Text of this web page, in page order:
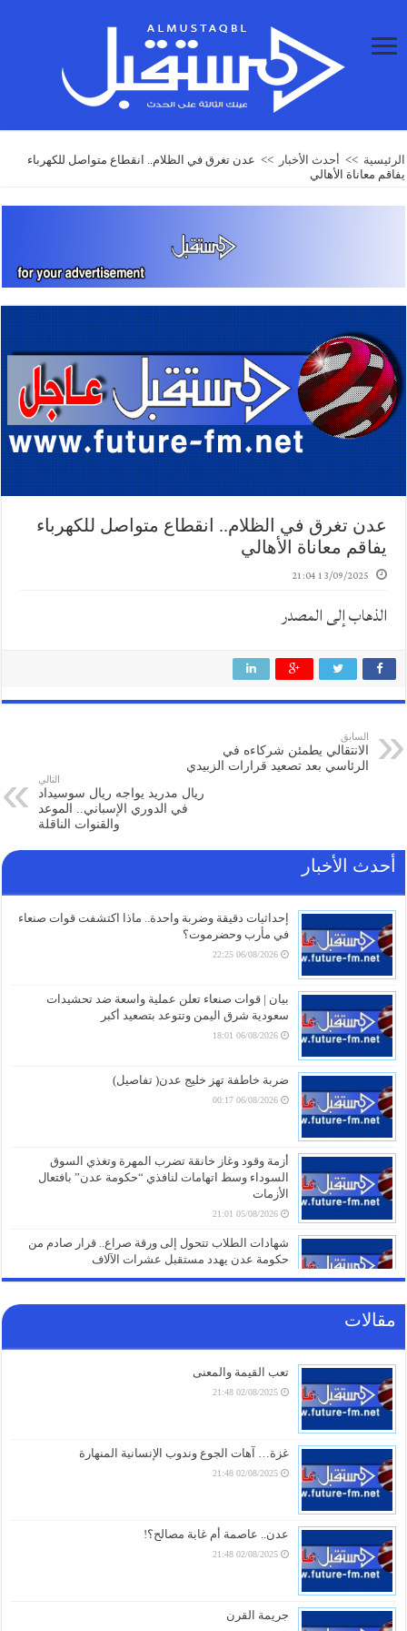
الرئيسية >> أحدث الأخبار >> عدن تغرق في الظلام.. انقطاع متواصل للكهرباء
يفاقم معاناة الأهالي
عدن تغرق في الظلام.. انقطاع متواصل للكهرباء
يفاقم معاناة الأهالي
13/09/2025 21:04
الذهاب إلى المصدر
السابق
الانتقالي يطمئن شركاءه في
الرئاسي بعد تصعيد قرارات الزبيدي
التالي
ريال مدريد يواجه ريال سوسيداد
في الدوري الإسباني.. الموعد
والقنوات الناقلة
أحدث الأخبار
إحداثيات دقيقة وضربة واحدة.. ماذا اكتشفت قوات صنعاء
في مأرب وحضرموت؟
06/08/2026 22:25
بيان | قوات صنعاء تعلن عملية واسعة ضد تحشيدات
سعودية شرق اليمن وتتوعد بتصعيد أكبر
06/08/2026 18:01
ضربة خاطفة تهز خليج عدن( تفاصيل)
06/08/2026 00:17
أزمة وقود وغاز خانقة تضرب المهرة وتغذي السوق
السوداء وسط اتهامات لنافذي “حكومة عدن” بافتعال
الأزمات
05/08/2026 21:01
شهادات الطلاب تتحول إلى ورقة صراع.. قرار صادم من
حكومة عدن يهدد مستقبل عشرات الآلاف
05/08/2026 20:31
مقالات
تعب القيمة والمعنى
02/08/2025 21:48
غزة… آهات الجوع وندوب الإنسانية المنهارة
02/08/2025 21:48
عدن.. عاصمة أم غابة مصالح؟!
02/08/2025 21:48
جريمة القرن